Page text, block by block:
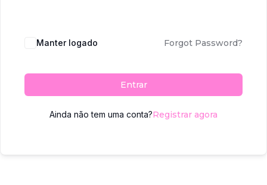
Manter logado Forgot Password?
Entrar
Ainda não tem uma conta?Registrar agora